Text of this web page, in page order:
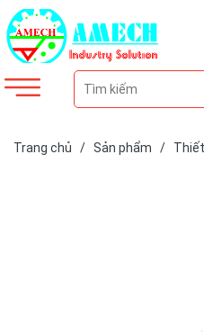
Trang chủ / Sản phẩm /